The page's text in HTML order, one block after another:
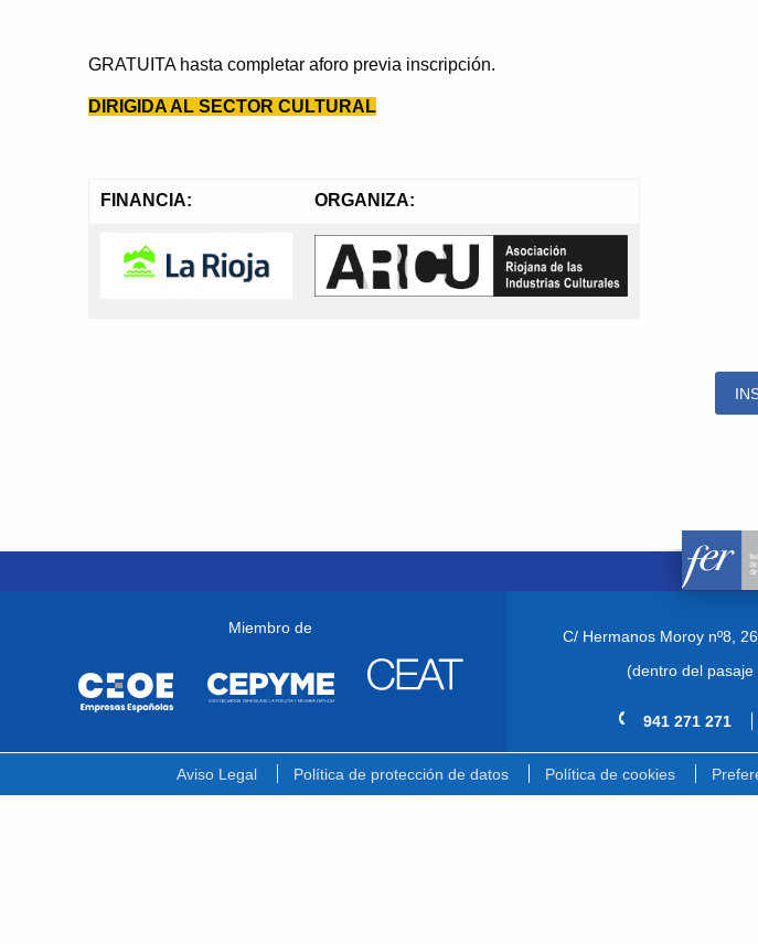
GRATUITA hasta completar aforo previa inscripción.
DIRIGIDA AL SECTOR CULTURAL
FINANCIA: ORGANIZA:
Miembro de C/ Hermanos Moroy nº8,
(dentro del pasaje
941 271 271
Aviso Legal Política de protección de datos Política de cookies